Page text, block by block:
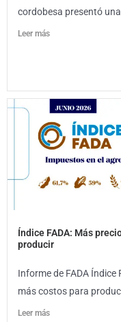
cordobesa presentó
Leer más
Índice FADA: Más
producir
Informe de FADA Índice
más costos para
Leer más